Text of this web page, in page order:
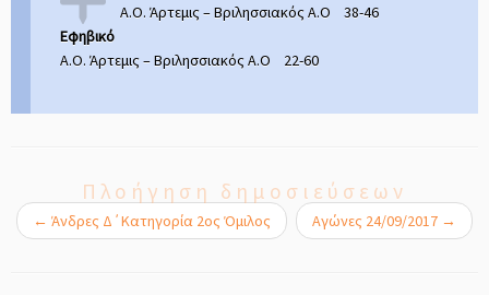
Α.Ο. Άρτεμις – Βριλησσιακός Α.Ο 38-46
Εφηβικό
Α.Ο. Άρτεμις – Βριλησσιακός Α.Ο 22-60
Πλοήγηση δημοσιεύσεων
← Άνδρες Δ΄Κατηγορία 2ος Όμιλος Αγώνες 24/09/2017 →